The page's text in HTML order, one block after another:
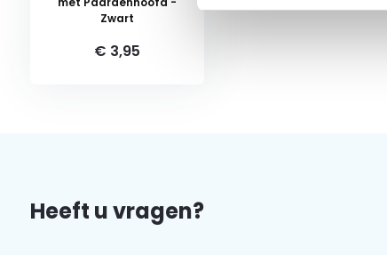
Zwart
€ 3,95
Heeft u vragen?